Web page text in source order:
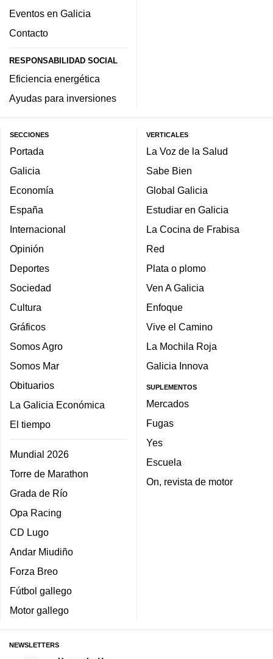
Eventos en Galicia
Contacto
RESPONSABILIDAD SOCIAL
Eficiencia energética
Ayudas para inversiones
SECCIONES
Portada
Galicia
Economía
España
Internacional
Opinión
Deportes
Sociedad
Cultura
Gráficos
Somos Agro
Somos Mar
Obituarios
La Galicia Económica
El tiempo
Mundial 2026
Torre de Marathon
Grada de Río
Opa Racing
CD Lugo
Andar Miudiño
Forza Breo
Fútbol gallego
Motor gallego
VERTICALES
La Voz de la Salud
Sabe Bien
Global Galicia
Estudiar en Galicia
La Cocina de Frabisa
Red
Plata o plomo
Ven A Galicia
Enfoque
Vive el Camino
La Mochila Roja
Galicia Innova
SUPLEMENTOS
Mercados
Fugas
Yes
Escuela
On, revista de motor
NEWSLETTERS